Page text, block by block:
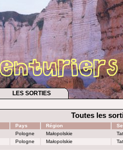
LES SORTIES
Toutes les
Pays Région
Pologne Małopolskie
Pologne Małopolskie